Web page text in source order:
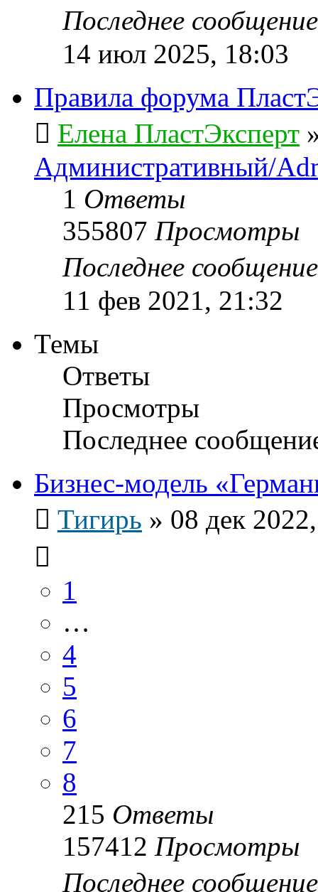
Последнее
14 июл 2025, 18:03
Правила форума
Елена ПластЭксперт
Административный/
1 Ответы
355807 Просмотры
Последнее
11 фев 2021, 21:32
Темы
Ответы
Просмотры
Последнее
Бизнес-модель
Тигирь » 08 дек
1
…
4
5
6
7
8
215 Ответы
157412 Просмотры
Последнее